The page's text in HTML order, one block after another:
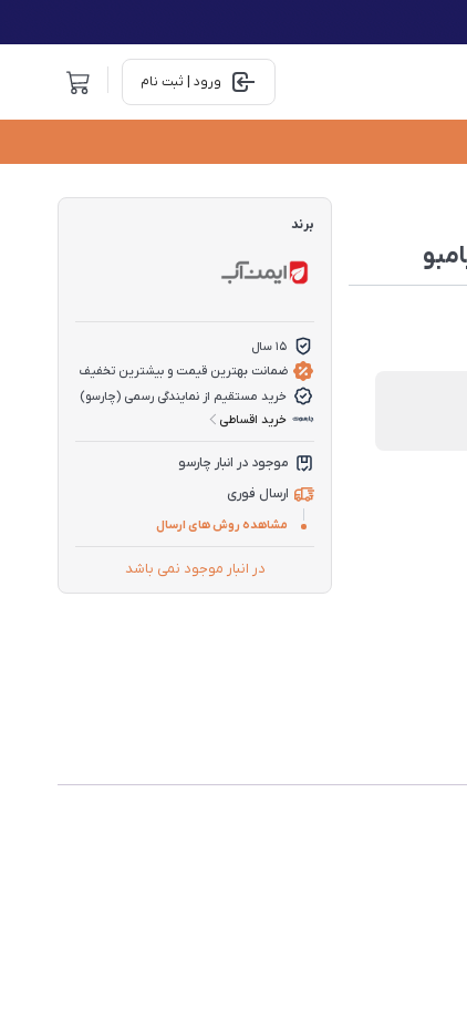
ورود | ثبت نام
برند
15 سال
ضمانت بهترین قیمت و بیشترین تخفیف
خرید مستقیم از نمایندگی رسمی (چارسو)
خرید اقساطی
موجود در انبار چارسو
ارسال فوری
مشاهده روش های ارسال
در انبار موجود نمی باشد